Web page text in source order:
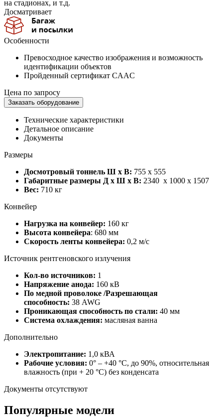
на стадионах, и т.д.
Досматривает
Особенности
Превосходное качество изображения и возможность
идентификации объектов
Пройденный сертификат CAAC
Цена по запросу
Заказать оборудование
Технические характеристики
Детальное описание
Документы
Размеры
Досмотровый тоннель Ш х В: 755 х 555
Габаритные размеры Д х Ш х В: 2340 х 1000 х 1507
Вес: 710 кг
Конвейер
Нагрузка на конвейер: 160 кг
Высота конвейера: 680 мм
Скорость ленты конвейера: 0,2 м/с
Источник рентгеновского излучения
Кол-во источников: 1
Напряжение анода: 160 кВ
По медной проволоке /Разрешающая
способность: 38 AWG
Проникающая способность по стали: 40 мм
Система охлаждения: масляная ванна
Дополнительно
Электропитание: 1,0 кВА
Рабочие условия: 0° – +40 °С, до 90%, относительная
влажность (при + 20 °С) без конденсата
Документы отсутствуют
Популярные модели